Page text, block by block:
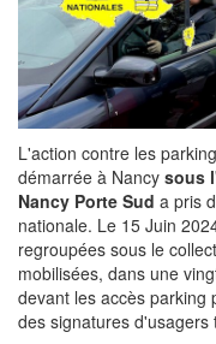
L'action contre les
démarrée à Nancy sous
Nancy Porte Sud a pris
nationale. Le 15 Juin
regroupées sous le
mobilisées, dans une
devant les accès parking
des signatures